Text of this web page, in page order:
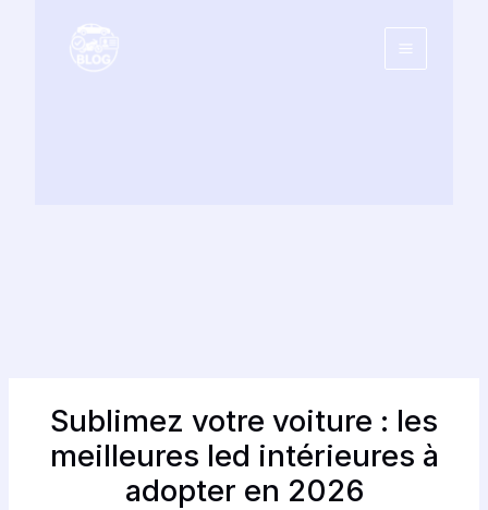
Sublimez votre voiture : les
meilleures led intérieures à
adopter en 2026